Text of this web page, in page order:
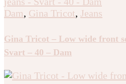
Dam, Gina Tricot, Jeans
Gina Tricot – Low wide front
Svart – 40 – Dam